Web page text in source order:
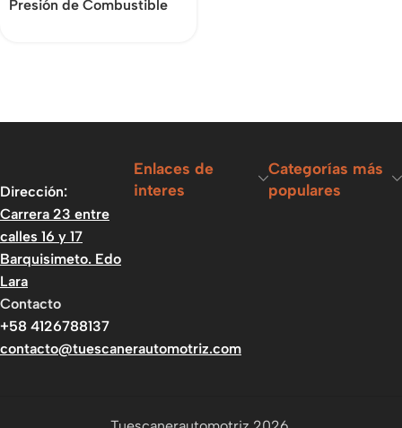
Presión de Combustible
Dirección:
Carrera 23 entre
calles 16 y 17
Barquisimeto. Edo
Lara
Contacto
+58 4126788137
contacto@tuescanerautomotriz.com
Enlaces de
interes
Categorías más
populares